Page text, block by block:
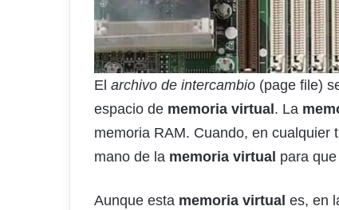
El archivo de intercambio (page file)
espacio de memoria virtual . La
memoria RAM. Cuando, en cualquier
mano de la memoria virtual para
Aunque esta memoria virtual es, en